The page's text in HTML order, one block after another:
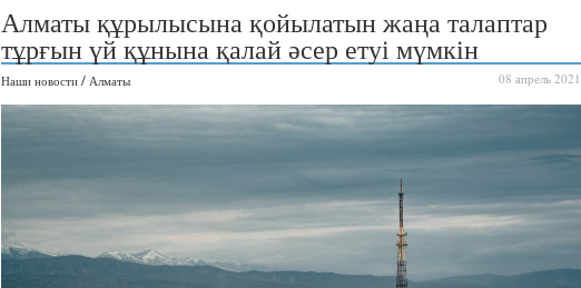
Алматы құрылысына қойылатын жаңа талаптар
тұрғын үй құнына қалай әсер етуі мүмкін
Наши новости / Алматы 08 апрель
339
195
180
Северо-
Казахстанская